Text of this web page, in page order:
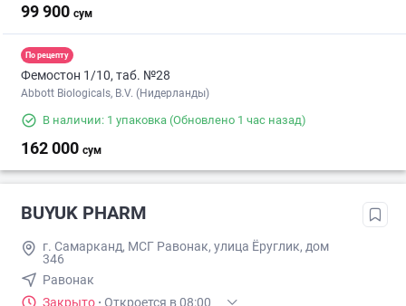
99 900 сум
По рецепту
Фемостон 1/10, таб. №28
Abbott Biologicals, B.V. (Нидерланды)
В наличии: 1 упаковка (Обновлено 1 час назад)
162 000 сум
BUYUK PHARM
г. Самарканд, МСГ Равонак, улица Ёруглик, дом
346
Равонак
Закрыто · Откроется в 08:00